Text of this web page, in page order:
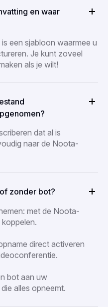
en waar
een sjabloon waarmee u
Je kunt zoveel
als je wilt!
dat al is
naar de Noota-
zonder bot?
met de Noota-
direct activeren
bot aan uw
alles opneemt.